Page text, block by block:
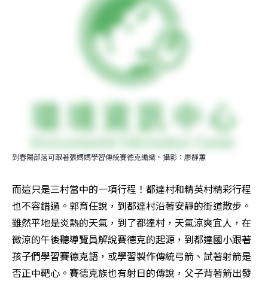
到春陽部落可跟著張媽媽學習傳統賽德克編織。攝影：廖靜蕙
而這只是三村當中的一項行程！都達村和精英村精彩行程
也不容錯過。郭育任說，到都達村沿著安靜的街道散步。
雖然平地是炎熱的天氣，到了都達村，天氣涼爽宜人，在
微涼的午後聽導覽員解說賽德克的起源，到都達國小跟著
孩子們學習賽德克語，或學習製作傳統弓箭、試著射箭是
否正中靶心。賽德克族也有射日的傳說，父子背著箭出發